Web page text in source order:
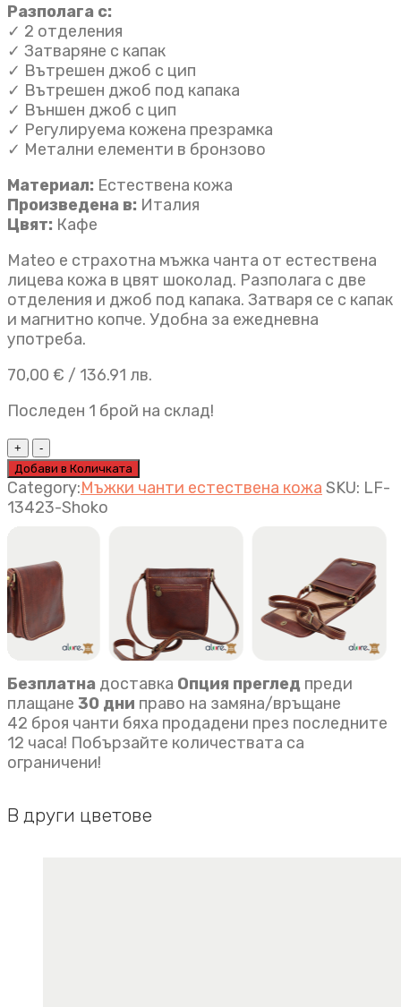
Разполага с:
✓ 2 отделения
✓ Затваряне с капак
✓ Вътрешен джоб с цип
✓ Вътрешен джоб под капака
✓ Външен джоб с цип
✓ Регулируема кожена презрамка
✓ Метални елементи в бронзово
Материал: Естествена кожа
Произведена в: Италия
Цвят: Кафе
Mateo е страхотна мъжка чанта от естествена
лицева кожа в цвят шоколад. Разполага с две
отделения и джоб под капака. Затваря се с капак
и магнитно копче. Удобна за ежедневна
употреба.
70,00 € / 136.91 лв.
Последен 1 брой на склад!
Мъжка
чанта
Mateo
шоколад
Добави в Количката
Category:Мъжки чанти естествена кожа SKU: LF-
13423-Shoko
Безплатна доставка Опция преглед преди
плащане 30 дни право на замяна/връщане
42 броя чанти бяха продадени през последните
12 часа! Побързайте количествата са
ограничени!
В други цветове